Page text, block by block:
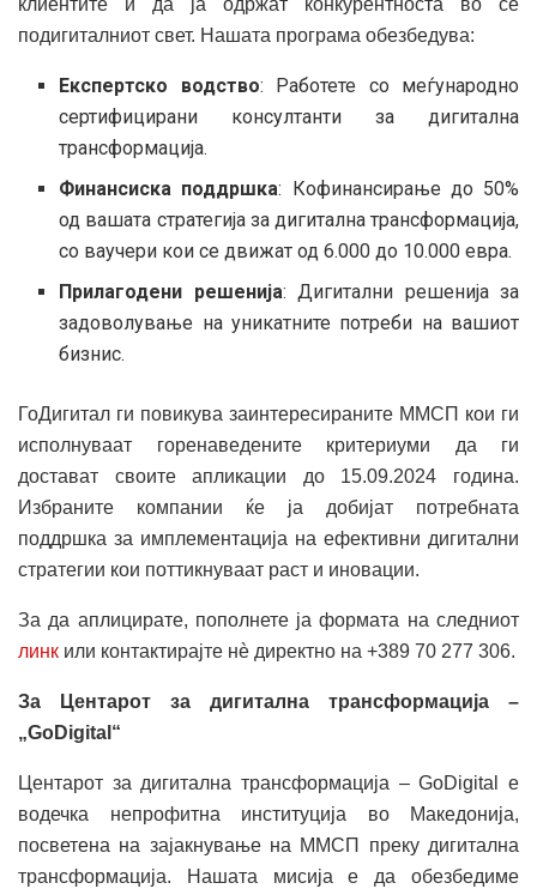
подигиталниот свет. Нашата програма обезбедува:
Експертско водство: Работете со меѓународно
сертифицирани консултанти за дигитална
трансформација.
Финансиска поддршка: Кофинансирање до 50%
од вашата стратегија за дигитална трансформација,
со ваучери кои се движат од 6.000 до 10.000 евра.
Прилагодени решенија: Дигитални решенија за
задоволување на уникатните потреби на вашиот
бизнис.
ГоДигитал ги повикува заинтересираните ММСП кои ги
исполнуваат горенаведените критериуми да ги
достават своите апликации до 15.09.2024 година.
Избраните компании ќе ја добијат потребната
поддршка за имплементација на ефективни дигитални
стратегии кои поттикнуваат раст и иновации.
За да аплицирате, пополнете ја формата на следниот
линк или контактирајте нè директно на +389 70 277 306.
За Центарот за дигитална трансформација –
„GoDigital “
Центарот за дигитална трансформација – GoDigital е
водечка непрофитна институција во Македонија,
посветена на зајакнување на ММСП преку дигитална
трансформација. Нашата мисија е да обезбедиме